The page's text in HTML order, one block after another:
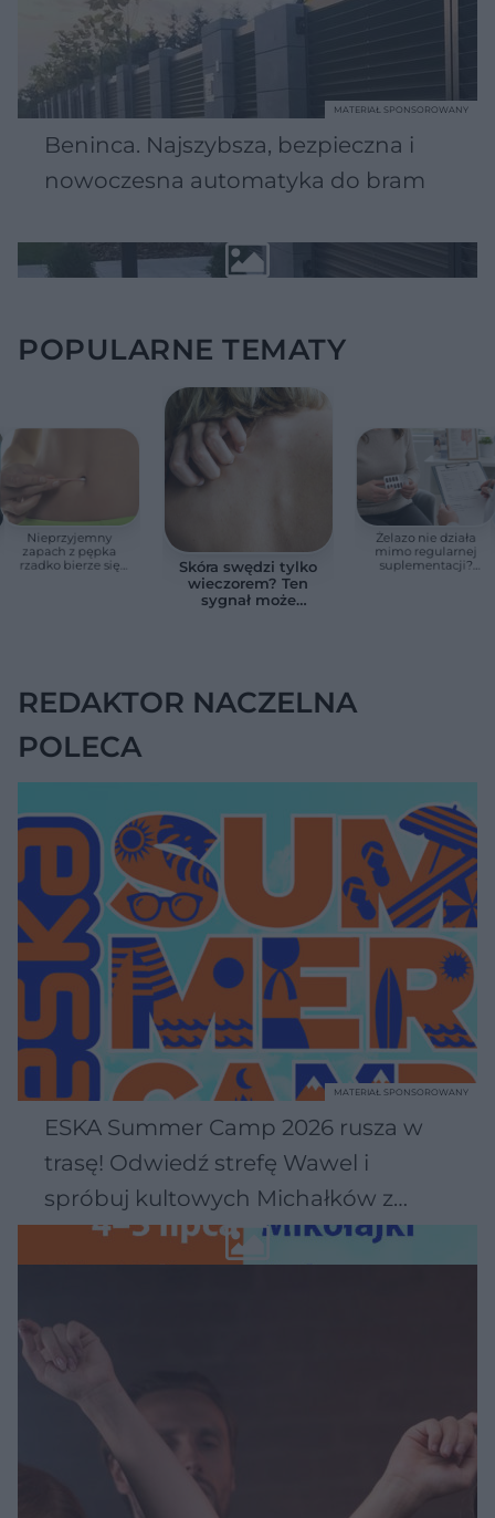
Beninca. Najszybsza, bezpieczna i
nowoczesna automatyka do bram
MATERIAŁ SPONSOROWANY
POPULARNE TEMATY
Nieprzyjemny
zapach z pępka
rzadko bierze się
Skóra swędzi tylko
wieczorem? Ten
sygnał może
Żelazo nie działa
mimo regularnej
suplementacji?
REDAKTOR NACZELNA
POLECA
ESKA Summer Camp 2026 rusza w
trasę! Odwiedź strefę Wawel i
spróbuj kultowych Michałków z
Wawelu
MATERIAŁ SPONSOROWANY